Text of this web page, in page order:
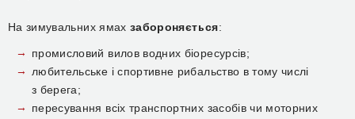
На зимувальних ямах забороняється:
промисловий вилов водних біоресурсів;
любительське і спортивне рибальство в тому числі
з берега;
пересування всіх транспортних засобів чи моторних